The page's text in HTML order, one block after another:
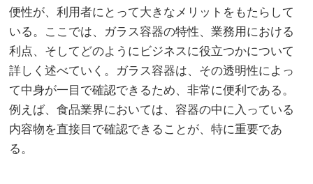
便性が、利用者にとって大きなメリットをもたらして
いる。ここでは、ガラス容器の特性、業務用における
利点、そしてどのようにビジネスに役立つかについて
詳しく述べていく。ガラス容器は、その透明性によっ
て中身が一目で確認できるため、非常に便利である。
例えば、食品業界においては、容器の中に入っている
内容物を直接目で確認できることが、特に重要であ
る。